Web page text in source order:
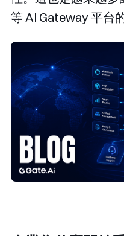
等 AI Gateway 平台